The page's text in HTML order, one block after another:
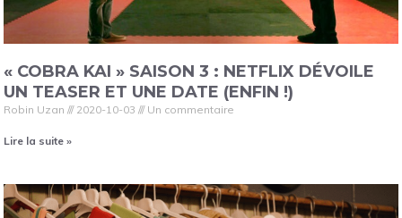
« COBRA KAI » SAISON 3 : NETFLIX DÉVOILE
UN TEASER ET UNE DATE (ENFIN !)
Robin Uzan 2020-10-03 Un commentaire
Lire la suite »